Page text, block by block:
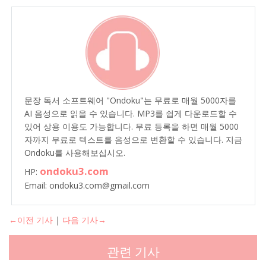
문장 독서 소프트웨어 "Ondoku"는 무료로 매월 5000자를
AI 음성으로 읽을 수 있습니다. MP3를 쉽게 다운로드할 수
있어 상용 이용도 가능합니다. 무료 등록을 하면 매월 5000
자까지 무료로 텍스트를 음성으로 변환할 수 있습니다. 지금
Ondoku를 사용해보십시오.
HP: ondoku3.com
Email: ondoku3.com@gmail.com
←이전 기사 | 다음 기사→
관련 기사